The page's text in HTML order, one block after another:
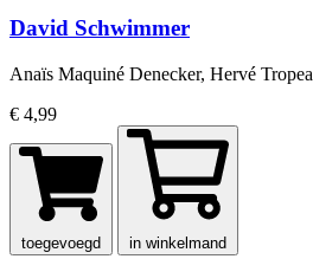
David Schwimmer
Anaïs Maquiné Denecker, Hervé Tropea
€ 4,99
toegevoegd in winkelmand